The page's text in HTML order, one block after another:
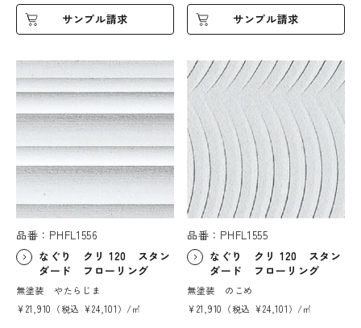
サンプル請求 サンプル請求
品番：PHFL1556
なぐり クリ 120 スタン
ダード フローリング
無塗装 やたらじま
¥21,910（税込 ¥24,101）/㎡
品番：PHFL1555
なぐり クリ 120 スタン
ダード フローリング
無塗装 のこめ
¥21,910（税込 ¥24,101）/㎡